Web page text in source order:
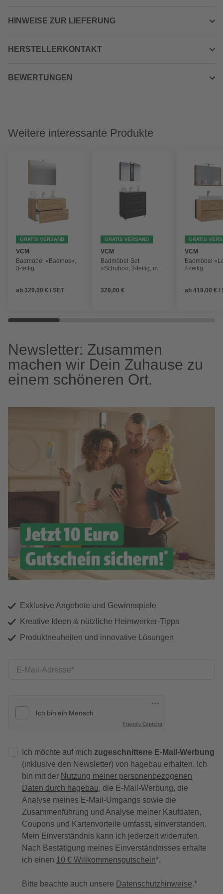
HINWEISE ZUR LIEFERUNG
HERSTELLERKONTAKT
BEWERTUNGEN
Weitere interessante Produkte
GRATIS VERSAND
VCM
Badmöbel »Badinos«,
3-teilig
ab 329,00 € / SET
GRATIS VERSAND
VCM
Badmöbel-Set
»Schubo«, 3-teilig, mit
329,00 €
GRATIS
VCM
Badmöbel
4-teilig
ab419,00 € /
Newsletter: Zusammen
machen wir Dein Zuhause zu
einem schöneren Ort.
Exklusive Angebote und Gewinnspiele
Kreative Ideen & nützliche Heimwerker-Tipps
Produktneuheiten und innovative Lösungen
E-Mail-Adresse
Friendly Captcha
Ich möchte auf mich zugeschnittene E-Mail-Werbung
(inklusive den Newsletter) von hagebau erhalten. Ich
bin mit der Nutzung meiner personenbezogenen
Daten durch hagebau, die E-Mail-Werbung, die
Analyse meines E-Mail-Umgangs sowie die
Zusammenführung und Analyse meiner Kaufdaten,
Coupons und Kartenvorteile umfasst, einverstanden.
Mein Einverständnis kann ich jederzeit widerrufen.
Nach Bestätigung meines Einverständnisses erhalte
ich einen 10 € Willkommensgutschein*.
Bitte beachte auch unsere Datenschutzhinweise.